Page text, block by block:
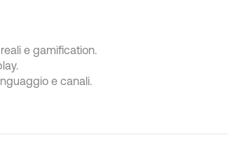
e gamification.
e canali.